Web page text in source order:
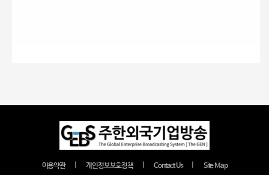
이용약관 개인정보보호정책 Contact Us Site Map